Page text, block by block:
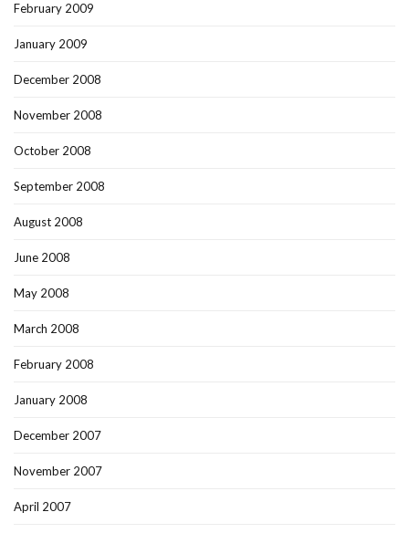
February 2009
January 2009
December 2008
November 2008
October 2008
September 2008
August 2008
June 2008
May 2008
March 2008
February 2008
January 2008
December 2007
November 2007
April 2007